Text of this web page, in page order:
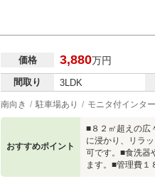
価格 3,880万円
間取り 3LDK
南向き 駐車場あり モニタ付インタ
おすすめポイント
■８２㎡超えの広
に浸かり、リラ
可です。■食洗器
ます。■管理費１